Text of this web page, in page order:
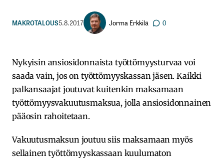
MAKROTALOUS5.8.2017 Jorma Erkkilä 0
Nykyisin ansiosidonnaista työttömyysturvaa voi
saada vain, jos on työttömyyskassan jäsen. Kaikki
palkansaajat joutuvat kuitenkin maksamaan
työttömyysvakuutusmaksua, jolla ansiosidonnainen
pääosin rahoitetaan.
Vakuutusmaksun joutuu siis maksamaan myös
sellainen työttömyyskassaan kuulumaton